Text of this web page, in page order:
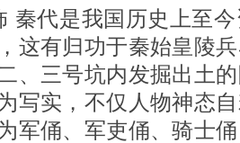
是我国历史上至今
这有归功于秦始皇陵
、三号坑内发掘出土
写实，不仅人物神态
军俑、军吏俑、骑士